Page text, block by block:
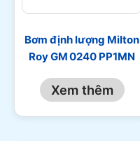
Bơm định lượng Milton
Roy GM 0240 PP1MN
Xem thêm